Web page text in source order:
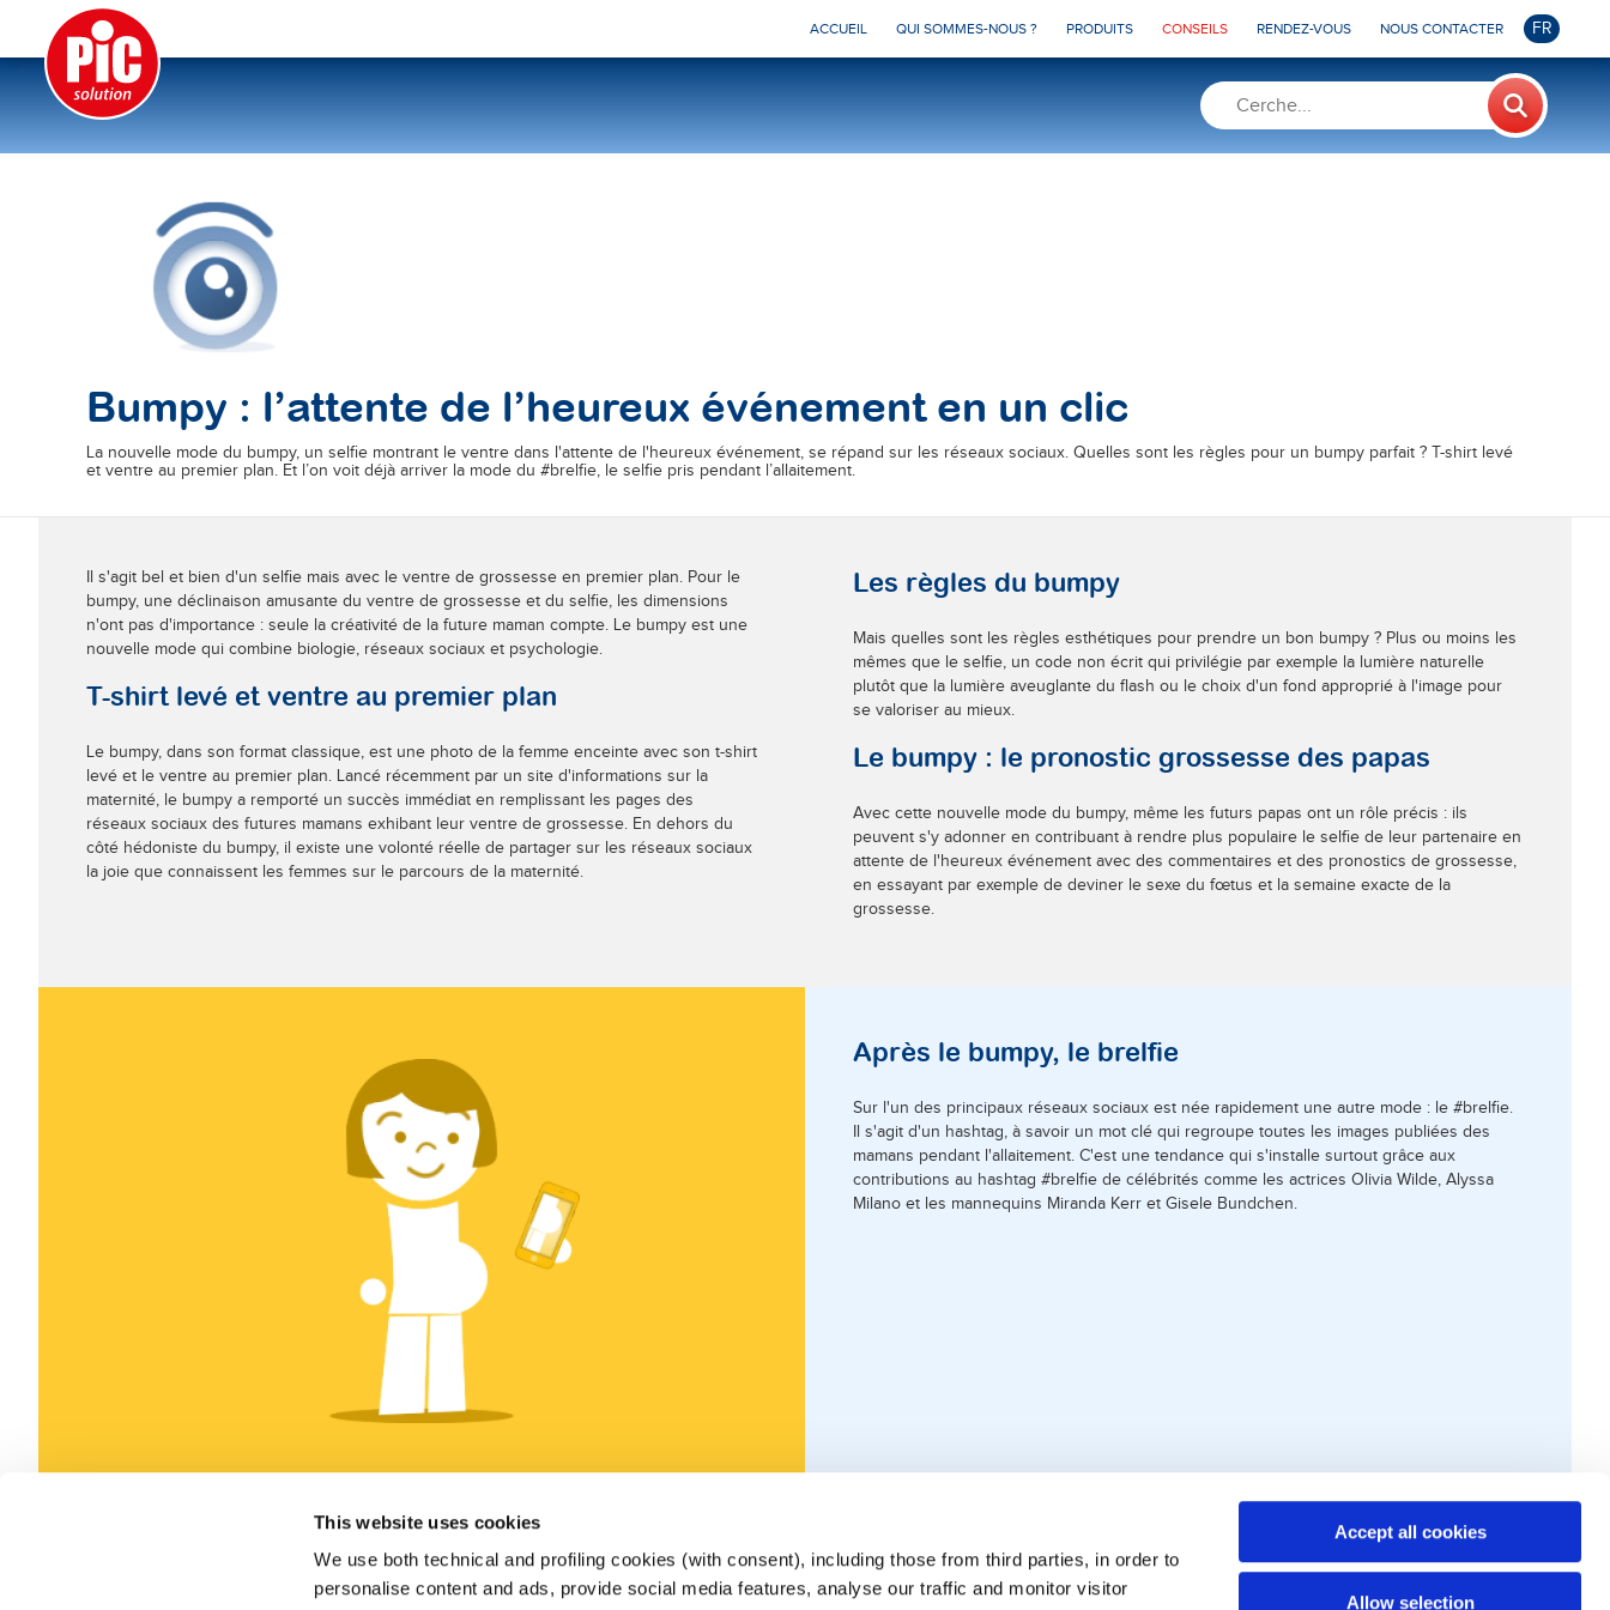
This website uses cookies
We use both technical and profiling cookies (with consent), including those from third parties, in order to
personalise content and ads, provide social media features, analyse our traffic and monitor visitor
Accept all cookies
Allow selection
ACCUEIL QUI SOMMES-NOUS ? PRODUITS CONSEILS RENDEZ-VOUS NOUS CONTACTER FR
Bumpy : l’attente de l’heureux événement en un clic
La nouvelle mode du bumpy, un selfie montrant le ventre dans l'attente de l'heureux événement, se répand sur les réseaux sociaux. Quelles sont les règles pour un bumpy parfait ? T-shirt levé
et ventre au premier plan. Et l’on voit déjà arriver la mode du #brelfie, le selfie pris pendant l’allaitement.
Il s'agit bel et bien d'un selfie mais avec le ventre de grossesse en premier plan. Pour le
bumpy, une déclinaison amusante du ventre de grossesse et du selfie, les dimensions
n'ont pas d'importance : seule la créativité de la future maman compte. Le bumpy est une
nouvelle mode qui combine biologie, réseaux sociaux et psychologie.
T-shirt levé et ventre au premier plan
Le bumpy, dans son format classique, est une photo de la femme enceinte avec son t-shirt
levé et le ventre au premier plan. Lancé récemment par un site d'informations sur la
maternité, le bumpy a remporté un succès immédiat en remplissant les pages des
réseaux sociaux des futures mamans exhibant leur ventre de grossesse. En dehors du
côté hédoniste du bumpy, il existe une volonté réelle de partager sur les réseaux sociaux
la joie que connaissent les femmes sur le parcours de la maternité.
Les règles du bumpy
Mais quelles sont les règles esthétiques pour prendre un bon bumpy ? Plus ou moins les
mêmes que le selfie, un code non écrit qui privilégie par exemple la lumière naturelle
plutôt que la lumière aveuglante du flash ou le choix d'un fond approprié à l'image pour
se valoriser au mieux.
Le bumpy : le pronostic grossesse des papas
Avec cette nouvelle mode du bumpy, même les futurs papas ont un rôle précis : ils
peuvent s'y adonner en contribuant à rendre plus populaire le selfie de leur partenaire en
attente de l'heureux événement avec des commentaires et des pronostics de grossesse,
en essayant par exemple de deviner le sexe du fœtus et la semaine exacte de la
grossesse.
Après le bumpy, le brelfie
Sur l'un des principaux réseaux sociaux est née rapidement une autre mode : le #brelfie.
Il s'agit d'un hashtag, à savoir un mot clé qui regroupe toutes les images publiées des
mamans pendant l'allaitement. C'est une tendance qui s'installe surtout grâce aux
contributions au hashtag #brelfie de célébrités comme les actrices Olivia Wilde, Alyssa
Milano et les mannequins Miranda Kerr et Gisele Bundchen.